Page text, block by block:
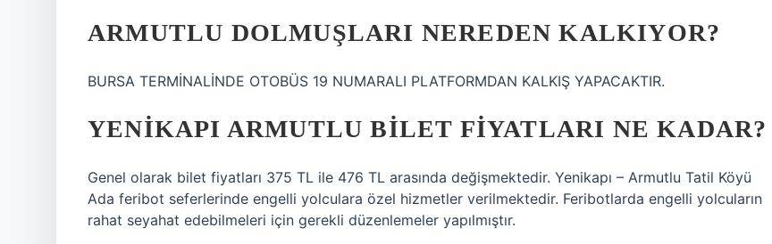
ARMUTLU DOLMUŞLARI NEREDEN KALKIYOR?
BURSA TERMİNALİNDE OTOBÜS 19 NUMARALI PLATFORMDAN KALKIŞ YAPACAKTIR.
YENIKAPI ARMUTLU BILET FIYATLARI NE KADAR?
Genel olarak bilet fiyatları 375 TL ile 476 TL arasında değişmektedir. Yenikapı – Armutlu Tatil Köyü
Ada feribot seferlerinde engelli yolculara özel hizmetler verilmektedir. Feribotlarda engelli yolcuların
rahat seyahat edebilmeleri için gerekli düzenlemeler yapılmıştır.